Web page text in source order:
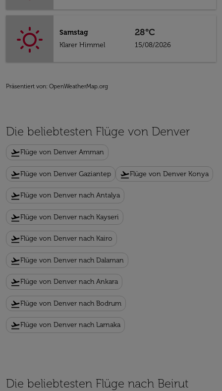
Samstag
Klarer Himmel
28°C
15/08/2026
Präsentiert von: OpenWeatherMap.org
Die beliebtesten Flüge von Denver
flight_takeoffFlüge von Denver Amman
flight_takeoffFlüge von Denver Gaziantep flight_takeoffFlüge von Denver Konya
flight_takeoffFlüge von Denver nach Antalya
flight_takeoffFlüge von Denver nach Kayseri
flight_takeoffFlüge von Denver nach Kairo
flight_takeoffFlüge von Denver nach Dalaman
flight_takeoffFlüge von Denver nach Ankara
flight_takeoffFlüge von Denver nach Bodrum
flight_takeoffFlüge von Denver nach Larnaka
Die beliebtesten Flüge nach Beirut